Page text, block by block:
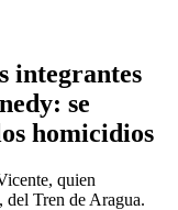
integrantes
se
homicidios
quien
del Tren de Aragua.